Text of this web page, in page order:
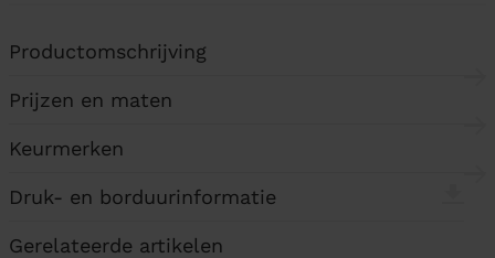
Productomschrijving
Prijzen en maten
Keurmerken
Druk- en borduurinformatie
Gerelateerde artikelen